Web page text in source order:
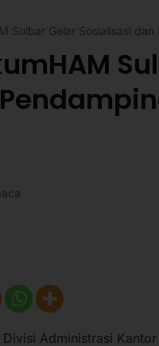
Sulbar Gelar Sosialisasi
Administrasi